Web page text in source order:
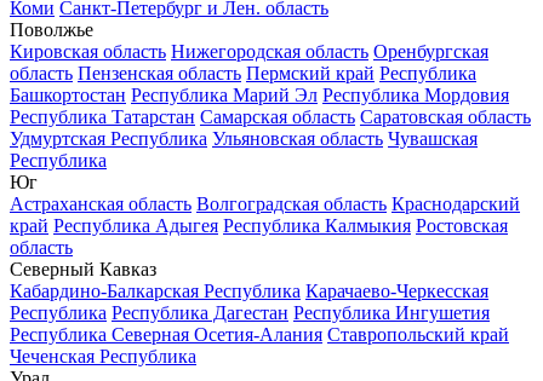
Коми Санкт-Петербург и Лен. область
Поволжье
Кировская область Нижегородская область Оренбургская
область Пензенская область Пермский край Республика
Башкортостан Республика Марий Эл Республика Мордовия
Республика Татарстан Самарская область Саратовская область
Удмуртская Республика Ульяновская область Чувашская
Республика
Юг
Астраханская область Волгоградская область Краснодарский
край Республика Адыгея Республика Калмыкия Ростовская
область
Северный Кавказ
Кабардино-Балкарская Республика Карачаево-Черкесская
Республика Республика Дагестан Республика Ингушетия
Республика Северная Осетия-Алания Ставропольский край
Чеченская Республика